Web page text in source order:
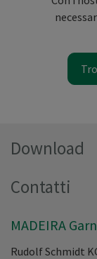
Download
Contatti
MADEIRA
Rudolf Schmidt